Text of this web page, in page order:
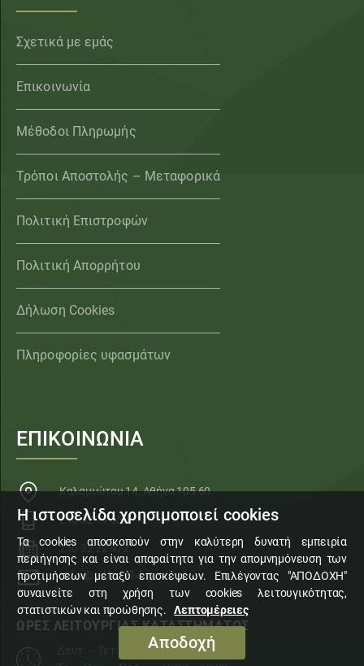
Σχετικά με εμάς
Επικοινωνία
Μέθοδοι Πληρωμής
Τρόποι Αποστολής – Μεταφορικά
Πολιτική Επιστροφών
Πολιτική Απορρήτου
Δήλωση Cookies
Πληροφορίες υφασμάτων
ΕΠΙΚΟΙΝΩΝΙΑ
Καλαμιώτου 14, Αθήνα 105 60
210 32 11 553
210 32 22 972
info@sillogi14.gr
ΩΡΕΣ ΛΕΙΤΟΥΡΓΙΑΣ ΚΑΤΑΣΤΗΜΑΤΟΣ
Δευτ. – Τετ. – Σάβ.
10:00 – 15:00
Η ιστοσελίδα χρησιμοποιεί cookies
Τα cookies αποσκοπούν στην καλύτερη δυνατή εμπειρία
περιήγησης και είναι απαραίτητα για την απομνημόνευση των
προτιμήσεων μεταξύ επισκέψεων. Επιλέγοντας "ΑΠΟΔΟΧΗ"
συναινείτε στη χρήση των cookies λειτουγικότητας,
στατιστικών και προώθησης.
Λεπτομέρειες
Αποδοχή